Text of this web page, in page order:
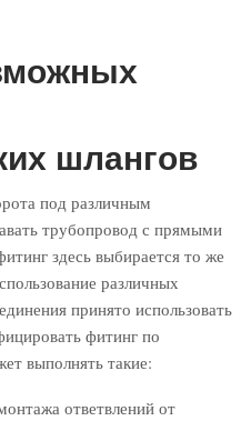
шлангов
под различным
трубопровод с прямыми
здесь выбирается то же
различных
принято использовать
фитинг по
выполнять такие:
ответвлений от